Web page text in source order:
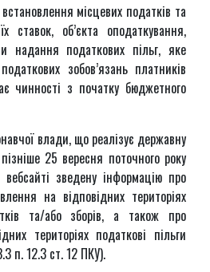
місцевих податків та
ставок, об’єкта оподаткування,
надання податкових пільг, яке
зобов’язань платників
чинності з початку бюджетного
влади, що реалізує державну
25 вересня поточного року
зведену інформацію про
на відповідних територіях
та/або зборів, а також про
територіях податкові пільги
п. 12.3 ст. 12 ПКУ).